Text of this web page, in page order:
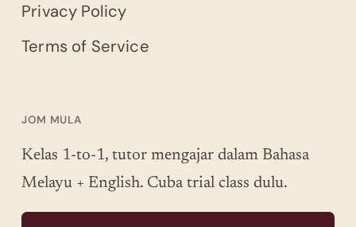
Privacy Policy
Terms of Service
JOM MULA
Kelas 1-to-1, tutor mengajar dalam Bahasa
Melayu + English. Cuba trial class dulu.